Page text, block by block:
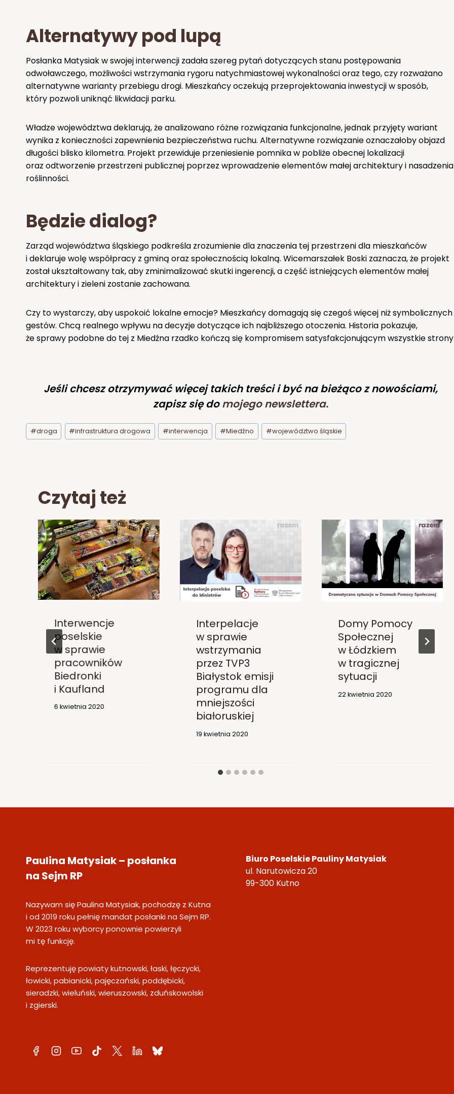
Alternatywy pod lupą
Posłanka Matysiak w swojej interwencji zadała szereg pytań dotyczących stanu postępowania
odwoławczego, możliwości wstrzymania rygoru natychmiastowej wykonalności oraz tego, czy rozważano
alternatywne warianty przebiegu drogi. Mieszkańcy oczekują przeprojektowania inwestycji w sposób,
który pozwoli uniknąć likwidacji parku.
Władze województwa deklarują, że analizowano różne rozwiązania funkcjonalne, jednak przyjęty wariant
wynika z konieczności zapewnienia bezpieczeństwa ruchu. Alternatywne rozwiązanie oznaczałoby objazd
długości blisko kilometra. Projekt przewiduje przeniesienie pomnika w pobliże obecnej lokalizacji
oraz odtworzenie przestrzeni publicznej poprzez wprowadzenie elementów małej architektury i nasadzenia
roślinności.
Będzie dialog?
Zarząd województwa śląskiego podkreśla zrozumienie dla znaczenia tej przestrzeni dla mieszkańców
i deklaruje wolę współpracy z gminą oraz społecznością lokalną. Wicemarszałek Boski zaznacza, że projekt
został ukształtowany tak, aby zminimalizować skutki ingerencji, a część istniejących elementów małej
architektury i zieleni zostanie zachowana.
Czy to wystarczy, aby uspokoić lokalne emocje? Mieszkańcy domagają się czegoś więcej niż symbolicznych
gestów. Chcą realnego wpływu na decyzje dotyczące ich najbliższego otoczenia. Historia pokazuje,
że sprawy podobne do tej z Miedźna rzadko kończą się kompromisem satysfakcjonującym wszystkie
Jeśli chcesz otrzymywać więcej takich treści i być na bieżąco z nowościami,
zapisz się do mojego newslettera.
Tagi
wpisu:
#droga #infrastruktura drogowa #interwencja #Miedźno #województwo śląskie
Czytaj też
Interwencje
poselskie
w sprawie
pracowników
Biedronki
i Kaufland
6 kwietnia 2020
Interpelacje
w sprawie
wstrzymania
przez TVP3
Białystok emisji
programu dla
mniejszości
białoruskiej
19 kwietnia 2020
Domy Pomocy
Społecznej
w Łódzkiem
w tragicznej
sytuacji
22 kwietnia 2020
Paulina Matysiak – posłanka
na Sejm RP
Nazywam się Paulina Matysiak, pochodzę z Kutna
i od 2019 roku pełnię mandat posłanki na Sejm RP.
W 2023 roku wyborcy ponownie powierzyli
mi tę funkcję.
Reprezentuję powiaty kutnowski, łaski, łęczycki,
łowicki, pabianicki, pajęczański, poddębicki,
sieradzki, wieluński, wieruszowski, zduńskowolski
i zgierski.
Biuro Poselskie Pauliny Matysiak
ul. Narutowicza 20
99-300 Kutno